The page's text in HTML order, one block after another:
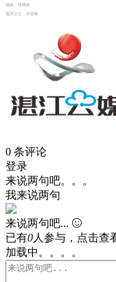
编辑： 张雅婷
值班主任： 苏碧银
0 条评论
登录
来说两句吧。。。
我来说两句
来说两句吧...
已有0人参与，点击查
加载中。。。。